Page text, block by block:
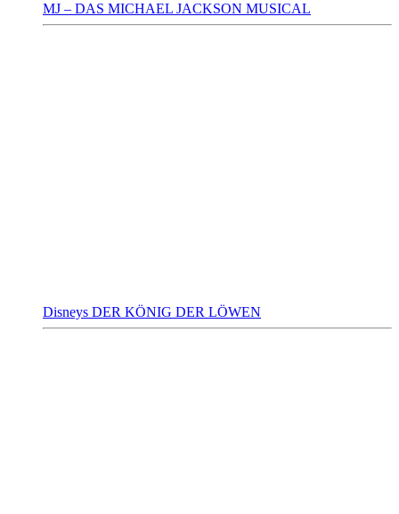
MJ – DAS MICHAEL JACKSON MUSICAL
Disneys DER KÖNIG DER LÖWEN